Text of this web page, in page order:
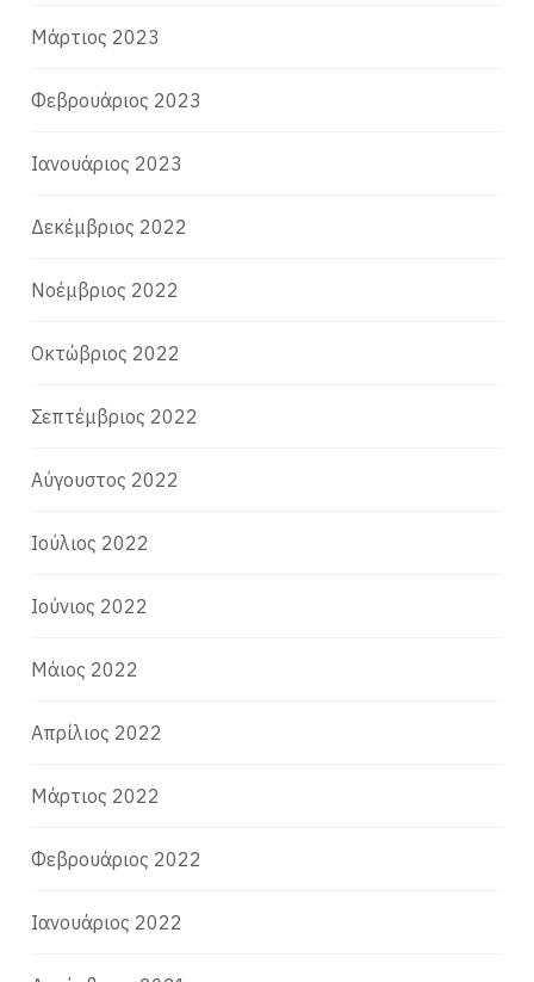
Μάρτιος 2023
Φεβρουάριος 2023
Ιανουάριος 2023
Δεκέμβριος 2022
Νοέμβριος 2022
Οκτώβριος 2022
Σεπτέμβριος 2022
Αύγουστος 2022
Ιούλιος 2022
Ιούνιος 2022
Μάιος 2022
Απρίλιος 2022
Μάρτιος 2022
Φεβρουάριος 2022
Ιανουάριος 2022